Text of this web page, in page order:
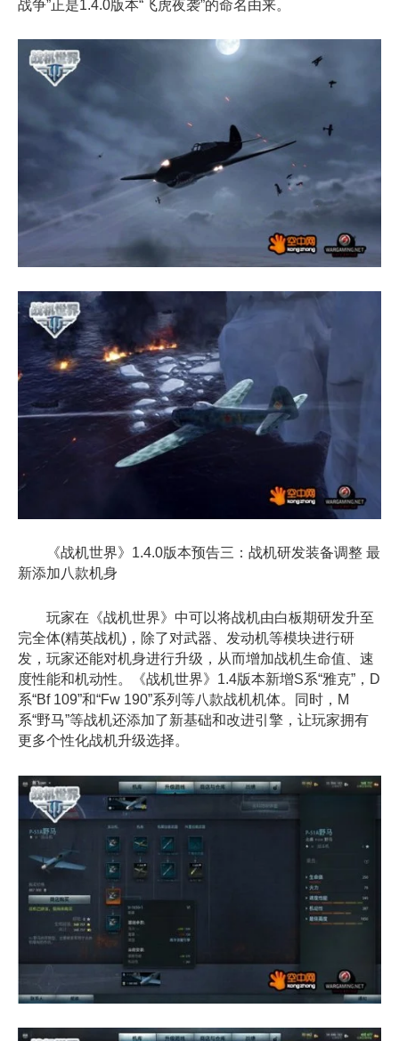
战争”正是1.4.0版本“飞虎夜袭”的命名由来。
《战机世界》1.4.0版本预告三：战机研发装备调整 最
新添加八款机身
玩家在《战机世界》中可以将战机由白板期研发升至
完全体(精英战机)，除了对武器、发动机等模块进行研
发，玩家还能对机身进行升级，从而增加战机生命值、速
度性能和机动性。《战机世界》1.4版本新增S系“雅克”，D
系“Bf 109”和“Fw 190”系列等八款战机机体。同时，M
系“野马”等战机还添加了新基础和改进引擎，让玩家拥有
更多个性化战机升级选择。